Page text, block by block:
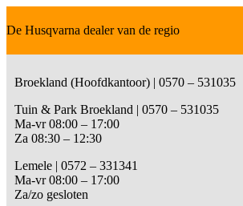
De Husqvarna dealer van de regio
Broekland (Hoofdkantoor) | 0570 – 531035
Tuin & Park Broekland | 0570 – 531035
Ma-vr 08:00 – 17:00
Za 08:30 – 12:30
Lemele | 0572 – 331341
Ma-vr 08:00 – 17:00
Za/zo gesloten